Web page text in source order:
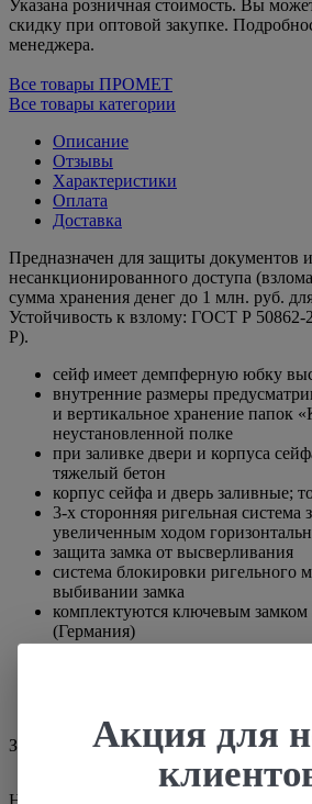
Указана розничная стоимость. Вы
скидку при оптовой закупке.
менеджера.
Все товары ПРОМЕТ
Все товары категории
Описание
Отзывы
Характеристики
Оплата
Доставка
Предназначен для защиты документов
несанкционированного доступа
сумма хранения денег до 1 млн. руб.
Устойчивость к взлому: ГОСТ Р
Р).
сейф имеет демпферную юбку
внутренние размеры
и вертикальное хранение папок
неустановленной полке
при заливке двери и корпуса
тяжелый бетон
корпус сейфа и дверь заливные;
3-х сторонняя ригельная система
увеличенным ходом
защита замка от высверливания
система блокировки ригельного
выбивании замка
комплектуются ключевым
(Германия)
предусмотрена возможность
Загрузка отзывов...
Нет отзывов
Акция для